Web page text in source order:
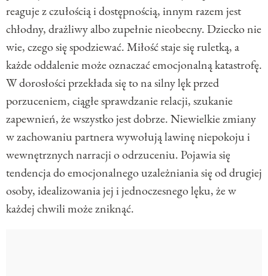
reaguje z czułością i dostępnością, innym razem jest
chłodny, drażliwy albo zupełnie nieobecny. Dziecko nie
wie, czego się spodziewać. Miłość staje się ruletką, a
każde oddalenie może oznaczać emocjonalną katastrofę.
W dorosłości przekłada się to na silny lęk przed
porzuceniem, ciągłe sprawdzanie relacji, szukanie
zapewnień, że wszystko jest dobrze. Niewielkie zmiany
w zachowaniu partnera wywołują lawinę niepokoju i
wewnętrznych narracji o odrzuceniu. Pojawia się
tendencja do emocjonalnego uzależniania się od drugiej
osoby, idealizowania jej i jednoczesnego lęku, że w
każdej chwili może zniknąć.